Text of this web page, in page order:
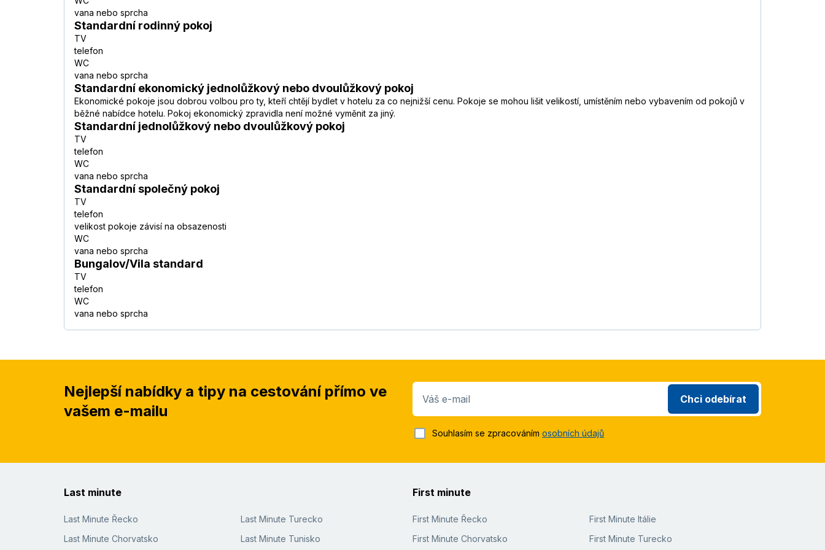
vana nebo sprcha
Standardní rodinný pokoj
TV
telefon
WC
vana nebo sprcha
Standardní ekonomický jednolůžkový nebo dvoulůžkový pokoj
Ekonomické pokoje jsou dobrou volbou pro ty, kteří chtějí bydlet v hotelu za co nejnižší cenu. Pokoje se mohou lišit velikostí, umístěním nebo vybavením od pokojů v
běžné nabídce hotelu. Pokoj ekonomický zpravidla není možné vyměnit za jiný.
Standardní jednolůžkový nebo dvoulůžkový pokoj
TV
telefon
WC
vana nebo sprcha
Standardní společný pokoj
TV
telefon
velikost pokoje závisí na obsazenosti
WC
vana nebo sprcha
Bungalov/Vila standard
TV
telefon
WC
vana nebo sprcha
Nejlepší nabídky a tipy na cestování přímo ve
vašem e-mailu
Váš e-mail Chci odebírat
Souhlasím se zpracováním osobních údajů
Last minute
Last Minute Řecko
Last Minute Chorvatsko
Last Minute Turecko
Last Minute Tunisko
First minute
First Minute Řecko
First Minute Chorvatsko
First Minute Itálie
First Minute Turecko